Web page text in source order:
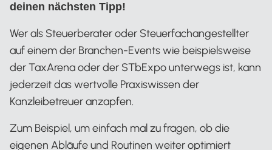
deinen nächsten Tipp!
Wer als Steuerberater oder Steuerfachangestellter
auf einem der Branchen-Events wie beispielsweise
der TaxArena oder der STbExpo unterwegs ist, kann
jederzeit das wertvolle Praxiswissen der
Kanzleibetreuer anzapfen.
Zum Beispiel, um einfach mal zu fragen, ob die
eigenen Abläufe und Routinen weiter optimiert